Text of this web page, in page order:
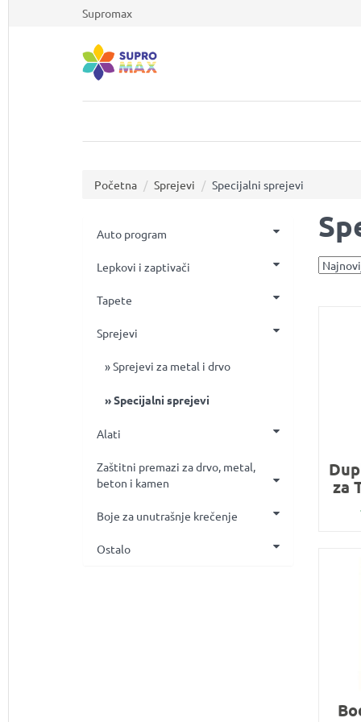
Supromax
Početna Sprejevi Specijalni sprejevi
Auto program
Lepkovi i zaptivači
Tapete
Sprejevi
Sprejevi za metal i drvo
Specijalni sprejevi
Alati
Zaštitni premazi za drvo, metal,
beton i kamen
Boje za unutrašnje krečenje
Ostalo
za